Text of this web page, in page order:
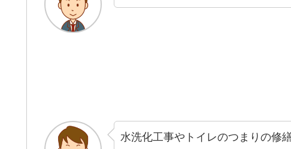
水洗化工事やトイレのつまりの修